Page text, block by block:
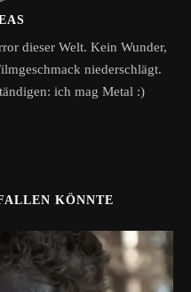
dieser Welt. Kein Wunder,
niederschlägt.
ich mag Metal :)
KÖNNTE